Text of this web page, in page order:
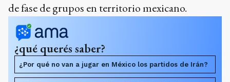
de fase de grupos en territorio mexicano.
¿qué querés saber?
¿Por qué no van a jugar en México los partidos de Irán?